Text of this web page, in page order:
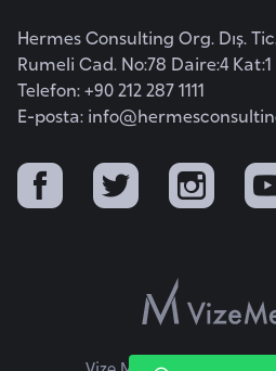
Hermes Consulting Org. Dış.
Rumeli Cad. No:78 Daire:4
Telefon: +90 212 287 1111
E-posta:
Ç
a
Ç
e